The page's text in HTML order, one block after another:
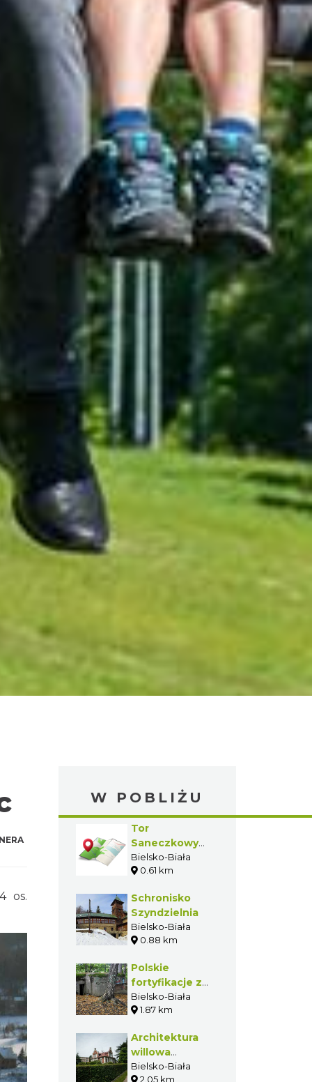
os.
W POBLIŻU
Tor
Saneczkowy
Stok Dębowca
Bielsko-Biała
0.61 km
Schronisko
Szyndzielnia
Bielsko-Biała
0.88 km
Polskie
fortyfikacje z
1939 r. w
Bielsku-Białej
Bielsko-Biała
1.87 km
Architektura
willowa
dzielnicy
Bielsko-Biała
2.05 km